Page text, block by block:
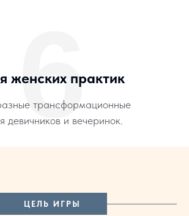
женских практик
трансформационные
девичников и вечеринок.
6
ЦЕЛЬ ИГРЫ